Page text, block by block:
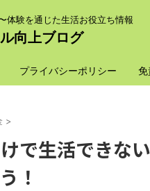
体験を通じた生活お役立ち情報
向上ブログ
プライバシーポリシー 免
>
で生活できな
！